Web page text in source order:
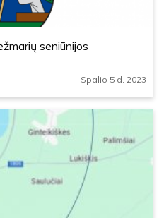
seniūnijos
Spalio 5 d. 2023